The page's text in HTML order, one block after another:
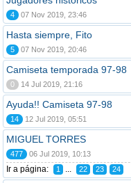
4 07 Nov 2019, 23:46
Hasta siempre, Fito
5 07 Nov 2019, 20:46
Camiseta temporada 97-98
0 14 Jul 2019, 21:16
Ayuda!! Camiseta 97-98
14 12 Jul 2019, 05:51
MIGUEL TORRES
477 06 Jul 2019, 10:13
Ir a página: 1 ... 22 23 24